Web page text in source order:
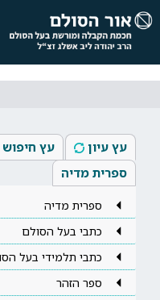
עץ עיון עץ חיפוש
ספרית מדיה
ספרית מדיה
כתבי בעל הסולם
כתבי תלמידי בעל
ספר הזהר